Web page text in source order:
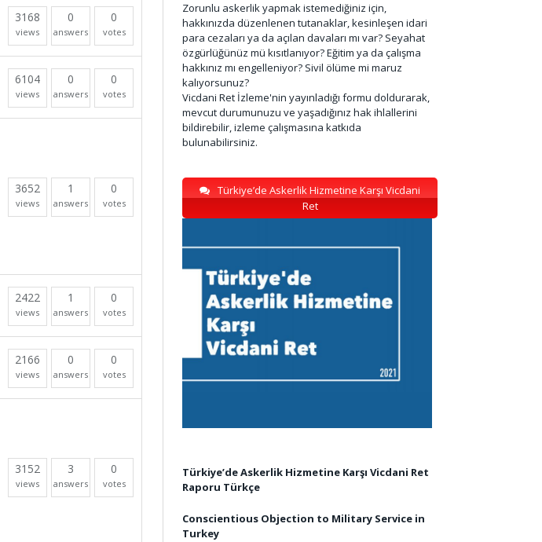
3168
views
0
answers
0
votes
6104
views
0
answers
0
votes
3652
views
1
answers
0
votes
2422
views
1
answers
0
votes
2166
views
0
answers
0
votes
3152
views
3
answers
0
votes
Zorunlu askerlik yapmak istemediğiniz için,
hakkınızda düzenlenen tutanaklar, kesinleşen idari
para cezaları ya da açılan davaları mı var? Seyahat
özgürlüğünüz mü kısıtlanıyor? Eğitim ya da çalışma
hakkınız mı engelleniyor? Sivil ölüme mi maruz
kalıyorsunuz?
Vicdani Ret İzleme'nin yayınladığı formu doldurarak,
mevcut durumunuzu ve yaşadığınız hak ihlallerini
bildirebilir, izleme çalışmasına katkıda
bulunabilirsiniz.
Türkiye’de Askerlik Hizmetine Karşı Vicdani
Ret
Türkiye’de Askerlik Hizmetine Karşı Vicdani Ret
Raporu Türkçe
Conscientious Objection to Military Service in
Turkey